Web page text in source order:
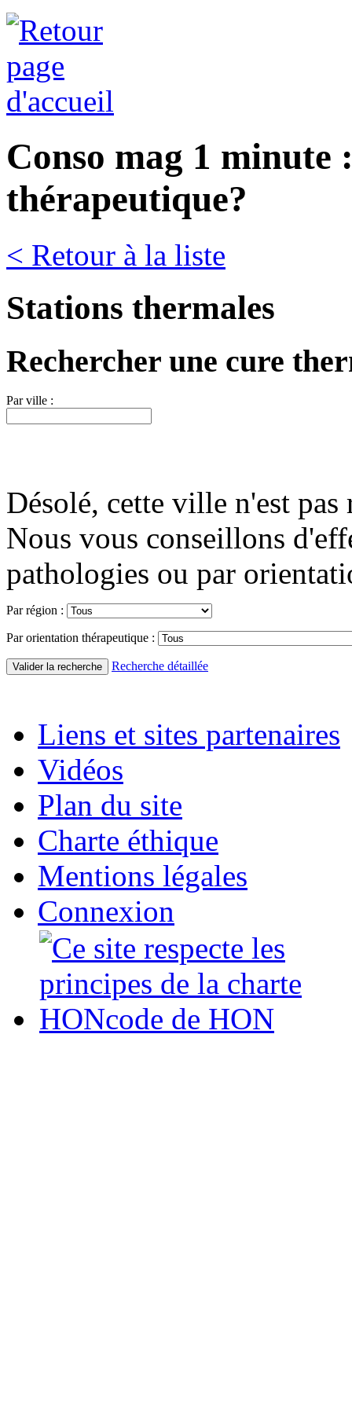
Conso mag 1 minute
thérapeutique?
< Retour à la liste
Stations thermales
Rechercher une cure
Par ville :
Désolé, cette ville n'est pas
Nous vous conseillons
pathologies ou par
Par région :
Par orientation thérapeutique :
Recherche détaillée
Liens et sites partenaires
Vidéos
Plan du site
Charte éthique
Mentions légales
Connexion